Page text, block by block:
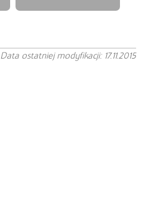
Data ostatniej modyfikacji: 17.11.2015